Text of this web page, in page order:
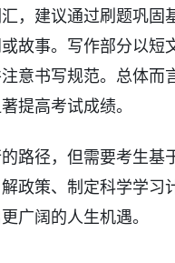
，建议通过刷题巩固
故事。写作部分以短
意书写规范。总体而
提高考试成绩。
路径，但需要考生基
政策、制定科学学习
广阔的人生机遇。